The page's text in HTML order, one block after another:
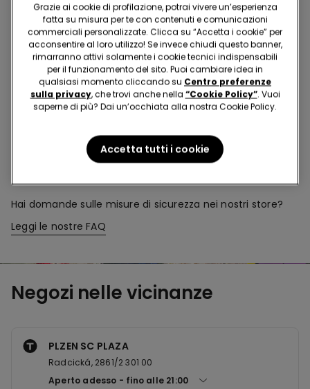
Rendi il tuo ordinedove vuoi
Cambia la mercein negozio
Programma Fedeltà TEZENIS TALENT
Hai domande sulle misure di sicurezza nei nostri store?
Leggi le nostre FAQ
Negozi nelle vicinanze
PLZEN SC PLAZA
Radcická, 2861/2 301 00
Aperto adesso
fino alle 21:00
Grazie ai cookie di profilazione, potrai vivere un’esperienza
fatta su misura per te con contenuti e comunicazioni
commerciali personalizzate. Clicca su “Accetta i cookie” per
acconsentire al loro utilizzo! Se invece chiudi questo banner,
rimarranno attivi solamente i cookie tecnici indispensabili
per il funzionamento del sito. Puoi cambiare idea in
qualsiasi momento cliccando su Centro preferenze
sulla privacy, che trovi anche nella “Cookie Policy”. Vuoi
saperne di più? Dai un’occhiata alla nostra Cookie Policy.
Accetta tutti i cookie